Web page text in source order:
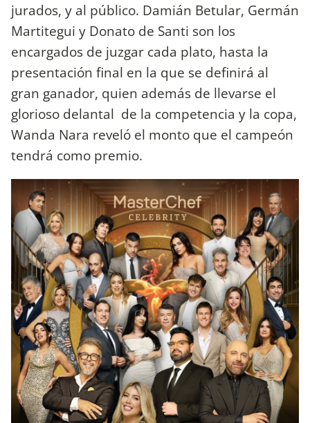
jurados, y al público. Damián Betular, Germán
Martitegui y Donato de Santi son los
encargados de juzgar cada plato, hasta la
presentación final en la que se definirá al
gran ganador, quien además de llevarse el
glorioso delantal de la competencia y la copa,
Wanda Nara reveló el monto que el campeón
tendrá como premio.